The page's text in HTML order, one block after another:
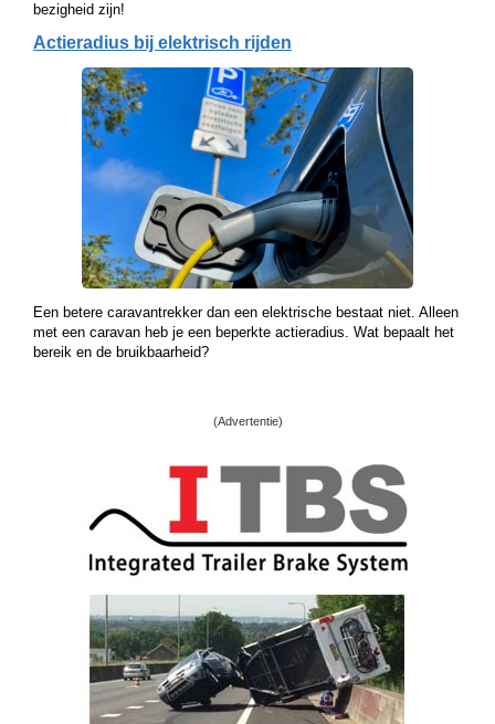
bezigheid zijn!
Actieradius bij elektrisch rijden
Een betere caravantrekker dan een elektrische bestaat niet. Alleen
met een caravan heb je een beperkte actieradius. Wat bepaalt het
bereik en de bruikbaarheid?
(Advertentie)